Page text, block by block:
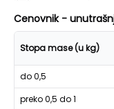
Cenovnik -
Stopa mase (u kg)
do 0,5
preko 0,5 do 1